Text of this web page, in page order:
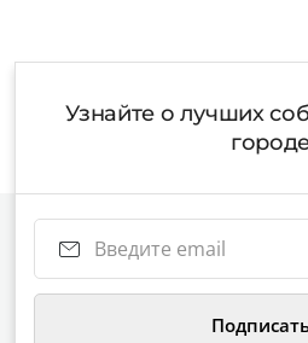
Узнайте о лучших